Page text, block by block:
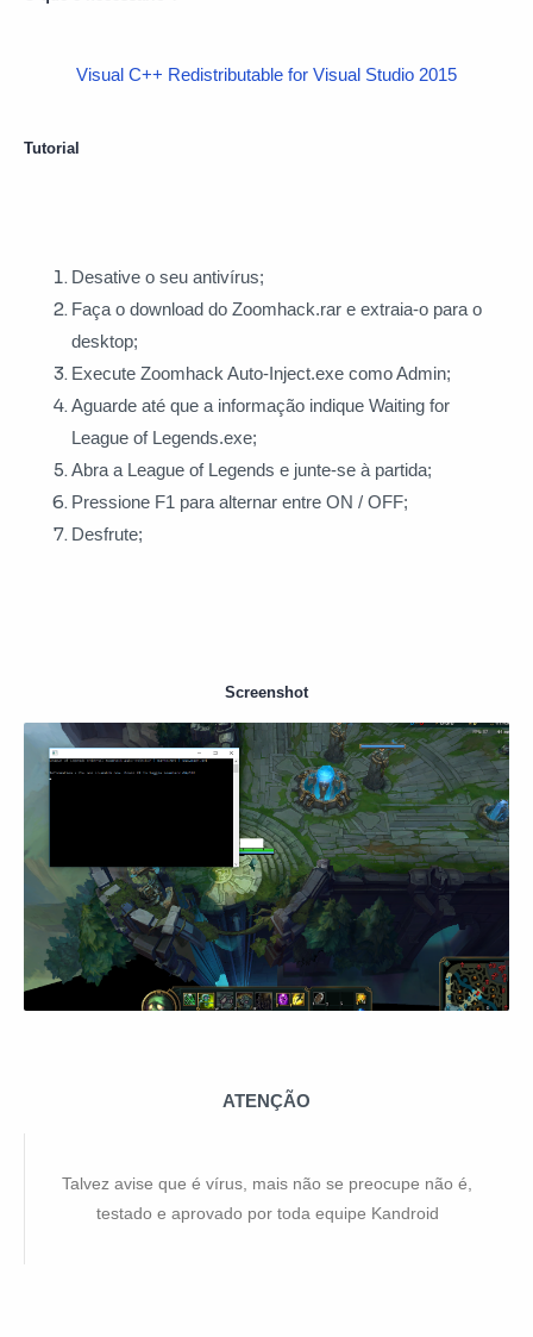
Visual C++ Redistributable for Visual Studio 2015
Tutorial
Desative o seu antivírus;
Faça o download do Zoomhack.rar e extraia-o para o
desktop;
Execute Zoomhack Auto-Inject.exe como Admin;
Aguarde até que a informação indique Waiting for
League of Legends.exe;
Abra a League of Legends e junte-se à partida;
Pressione F1 para alternar entre ON / OFF;
Desfrute;
Screenshot
ATENÇÃO
Talvez avise que é vírus, mais não se preocupe não é,
testado e aprovado por toda equipe Kandroid